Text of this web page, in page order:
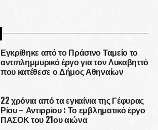
Εγκρίθηκε από το Πράσινο Ταμείο το
αντιπλημμυρικό έργο για τον Λυκαβηττό
που κατέθεσε ο Δήμος Αθηναίων
22 χρόνια από τα εγκαίνια της Γέφυρας
Ρίου – Αντιρρίου : Το εμβληματικό έργο
ΠΑΣΟΚ του 21ου αιώνα